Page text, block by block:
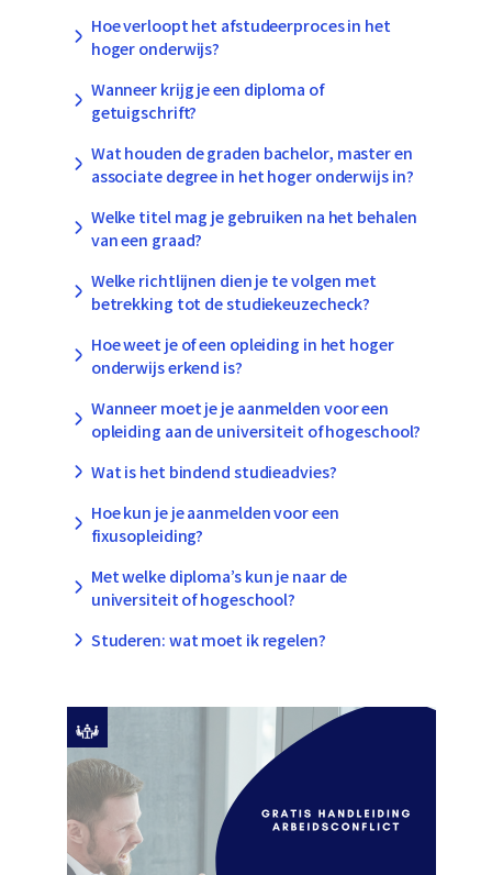
Hoe verloopt het afstudeerproces in het
hoger onderwijs?
Wanneer krijg je een diploma of
getuigschrift?
Wat houden de graden bachelor, master en
associate degree in het hoger onderwijs in?
Welke titel mag je gebruiken na het behalen
van een graad?
Welke richtlijnen dien je te volgen met
betrekking tot de studiekeuzecheck?
Hoe weet je of een opleiding in het hoger
onderwijs erkend is?
Wanneer moet je je aanmelden voor een
opleiding aan de universiteit of hogeschool?
Wat is het bindend studieadvies?
Hoe kun je je aanmelden voor een
fixusopleiding?
Met welke diploma’s kun je naar de
universiteit of hogeschool?
Studeren: wat moet ik regelen?